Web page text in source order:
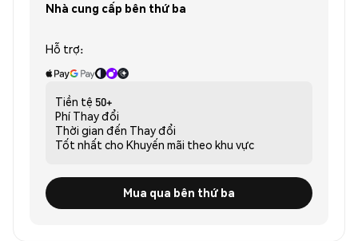
Nhà cung cấp bên thứ ba
Hỗ trợ:
Tiền tệ 50+
Phí Thay đổi
Thời gian đến Thay đổi
Tốt nhất cho Khuyến mãi theo khu vực
Mua qua bên thứ ba